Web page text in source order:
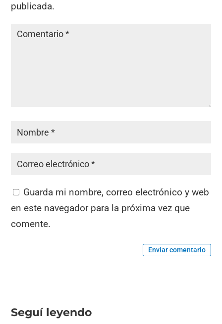
publicada.
Guarda mi nombre, correo electrónico y web
en este navegador para la próxima vez que
comente.
Enviar comentario
Seguí leyendo